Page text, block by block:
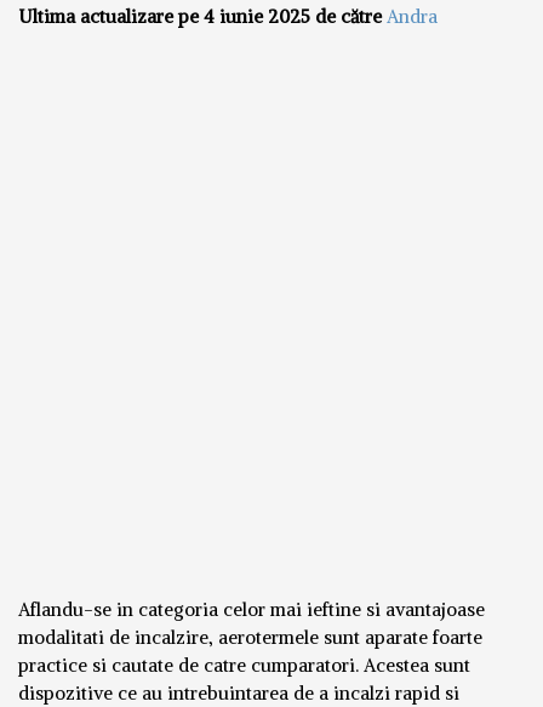
Ultima actualizare pe 4 iunie 2025 de către Andra
Aflandu-se in categoria celor mai ieftine si avantajoase
modalitati de incalzire, aerotermele sunt aparate foarte
practice si cautate de catre cumparatori. Acestea sunt
dispozitive ce au intrebuintarea de a incalzi rapid si